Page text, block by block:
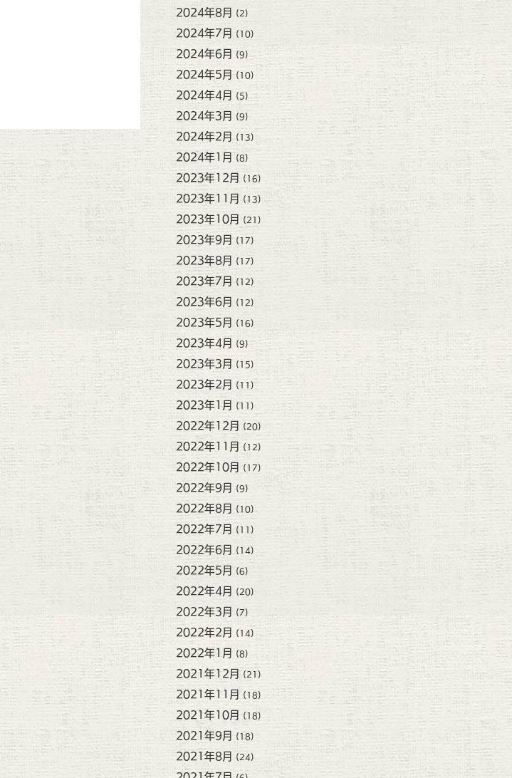
2024年8月 (2)
2024年7月 (10)
2024年6月 (9)
2024年5月 (10)
2024年4月 (5)
2024年3月 (9)
2024年2月 (13)
2024年1月 (8)
2023年12月 (16)
2023年11月 (13)
2023年10月 (21)
2023年9月 (17)
2023年8月 (17)
2023年7月 (12)
2023年6月 (12)
2023年5月 (16)
2023年4月 (9)
2023年3月 (15)
2023年2月 (11)
2023年1月 (11)
2022年12月 (20)
2022年11月 (12)
2022年10月 (17)
2022年9月 (9)
2022年8月 (10)
2022年7月 (11)
2022年6月 (14)
2022年5月 (6)
2022年4月 (20)
2022年3月 (7)
2022年2月 (14)
2022年1月 (8)
2021年12月 (21)
2021年11月 (18)
2021年10月 (18)
2021年9月 (18)
2021年8月 (24)